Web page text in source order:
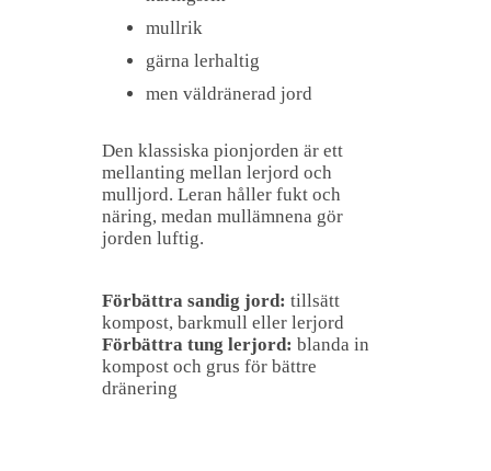
mullrik
gärna lerhaltig
men väldränerad jord
Den klassiska pionjorden är ett
mellanting mellan lerjord och
mulljord. Leran håller fukt och
näring, medan mullämnena gör
jorden luftig.
Förbättra sandig jord: tillsätt
kompost, barkmull eller lerjord
Förbättra tung lerjord: blanda in
kompost och grus för bättre
dränering